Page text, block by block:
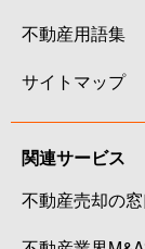
不動産用語集
サイトマップ
関連サービス
不動産売却の